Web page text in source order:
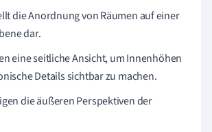
die Anordnung von Räumen auf einer
dar.
eine seitliche Ansicht, um Innenhöhen
Details sichtbar zu machen.
die äußeren Perspektiven der